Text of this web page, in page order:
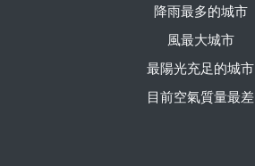
降雨最多的城市
風最大城市
最陽光充足的城市
目前空氣質量最差